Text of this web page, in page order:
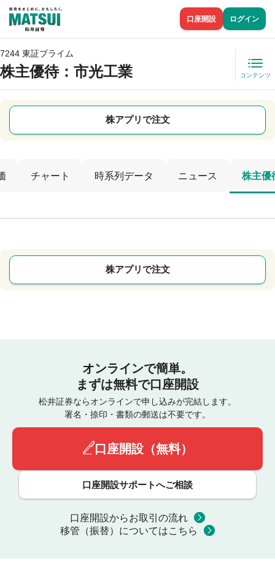
口座開設 ログイン
7244 東証プライム
株主優待：市光工業 コンテンツ
株アプリで注文
チャート 時系列データ ニュース 株主優
株アプリで注文
オンラインで簡単。
まずは無料で口座開設
松井証券ならオンラインで申し込みが完結します。
署名・捺印・書類の郵送は不要です。
口座開設（無料）
口座開設サポートへご相談
口座開設からお取引の流れ
移管（振替）についてはこちら